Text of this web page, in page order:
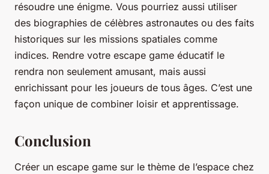
résoudre une énigme. Vous pourriez aussi utiliser
des biographies de célèbres astronautes ou des faits
historiques sur les missions spatiales comme
indices. Rendre votre escape game éducatif le
rendra non seulement amusant, mais aussi
enrichissant pour les joueurs de tous âges. C’est une
façon unique de combiner loisir et apprentissage.
Conclusion
Créer un escape game sur le thème de l’espace chez